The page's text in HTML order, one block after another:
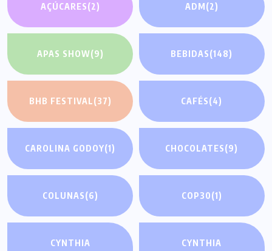
AÇÚCARES(2) ADM(2)
APAS SHOW(9) BEBIDAS(148)
BHB FESTIVAL(37) CAFÉS(4)
CAROLINA GODOY(1) CHOCOLATES(9)
COLUNAS(6) COP30(1)
CYNTHIA
CYNTHIA